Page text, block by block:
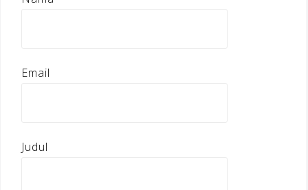
Email
Judul